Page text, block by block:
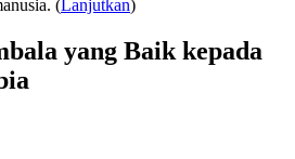
(Lanjutkan)
yang Baik kepada